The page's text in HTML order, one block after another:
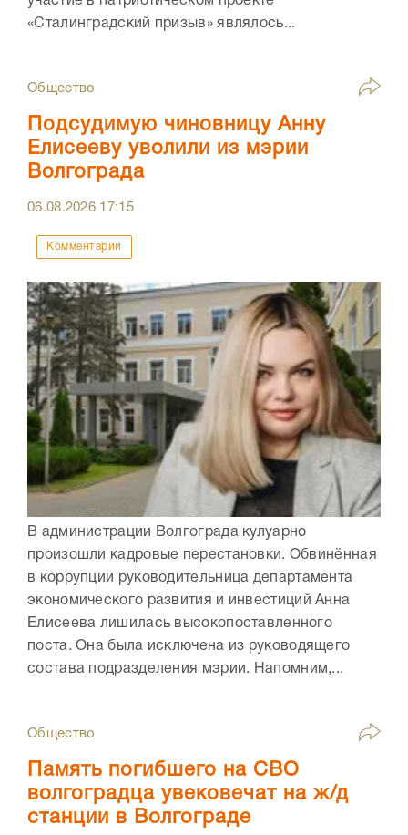
«Сталинградский призыв» являлось...
Общество
Подсудимую чиновницу Анну
Елисееву уволили из мэрии
Волгограда
06.08.2026 17:15
Комментарии
В администрации Волгограда кулуарно
произошли кадровые перестановки. Обвинённая
в коррупции руководительница департамента
экономического развития и инвестиций Анна
Елисеева лишилась высокопоставленного
поста. Она была исключена из руководящего
состава подразделения мэрии. Напомним,...
Общество
Память погибшего на СВО
волгоградца увековечат на ж/д
станции в Волгограде